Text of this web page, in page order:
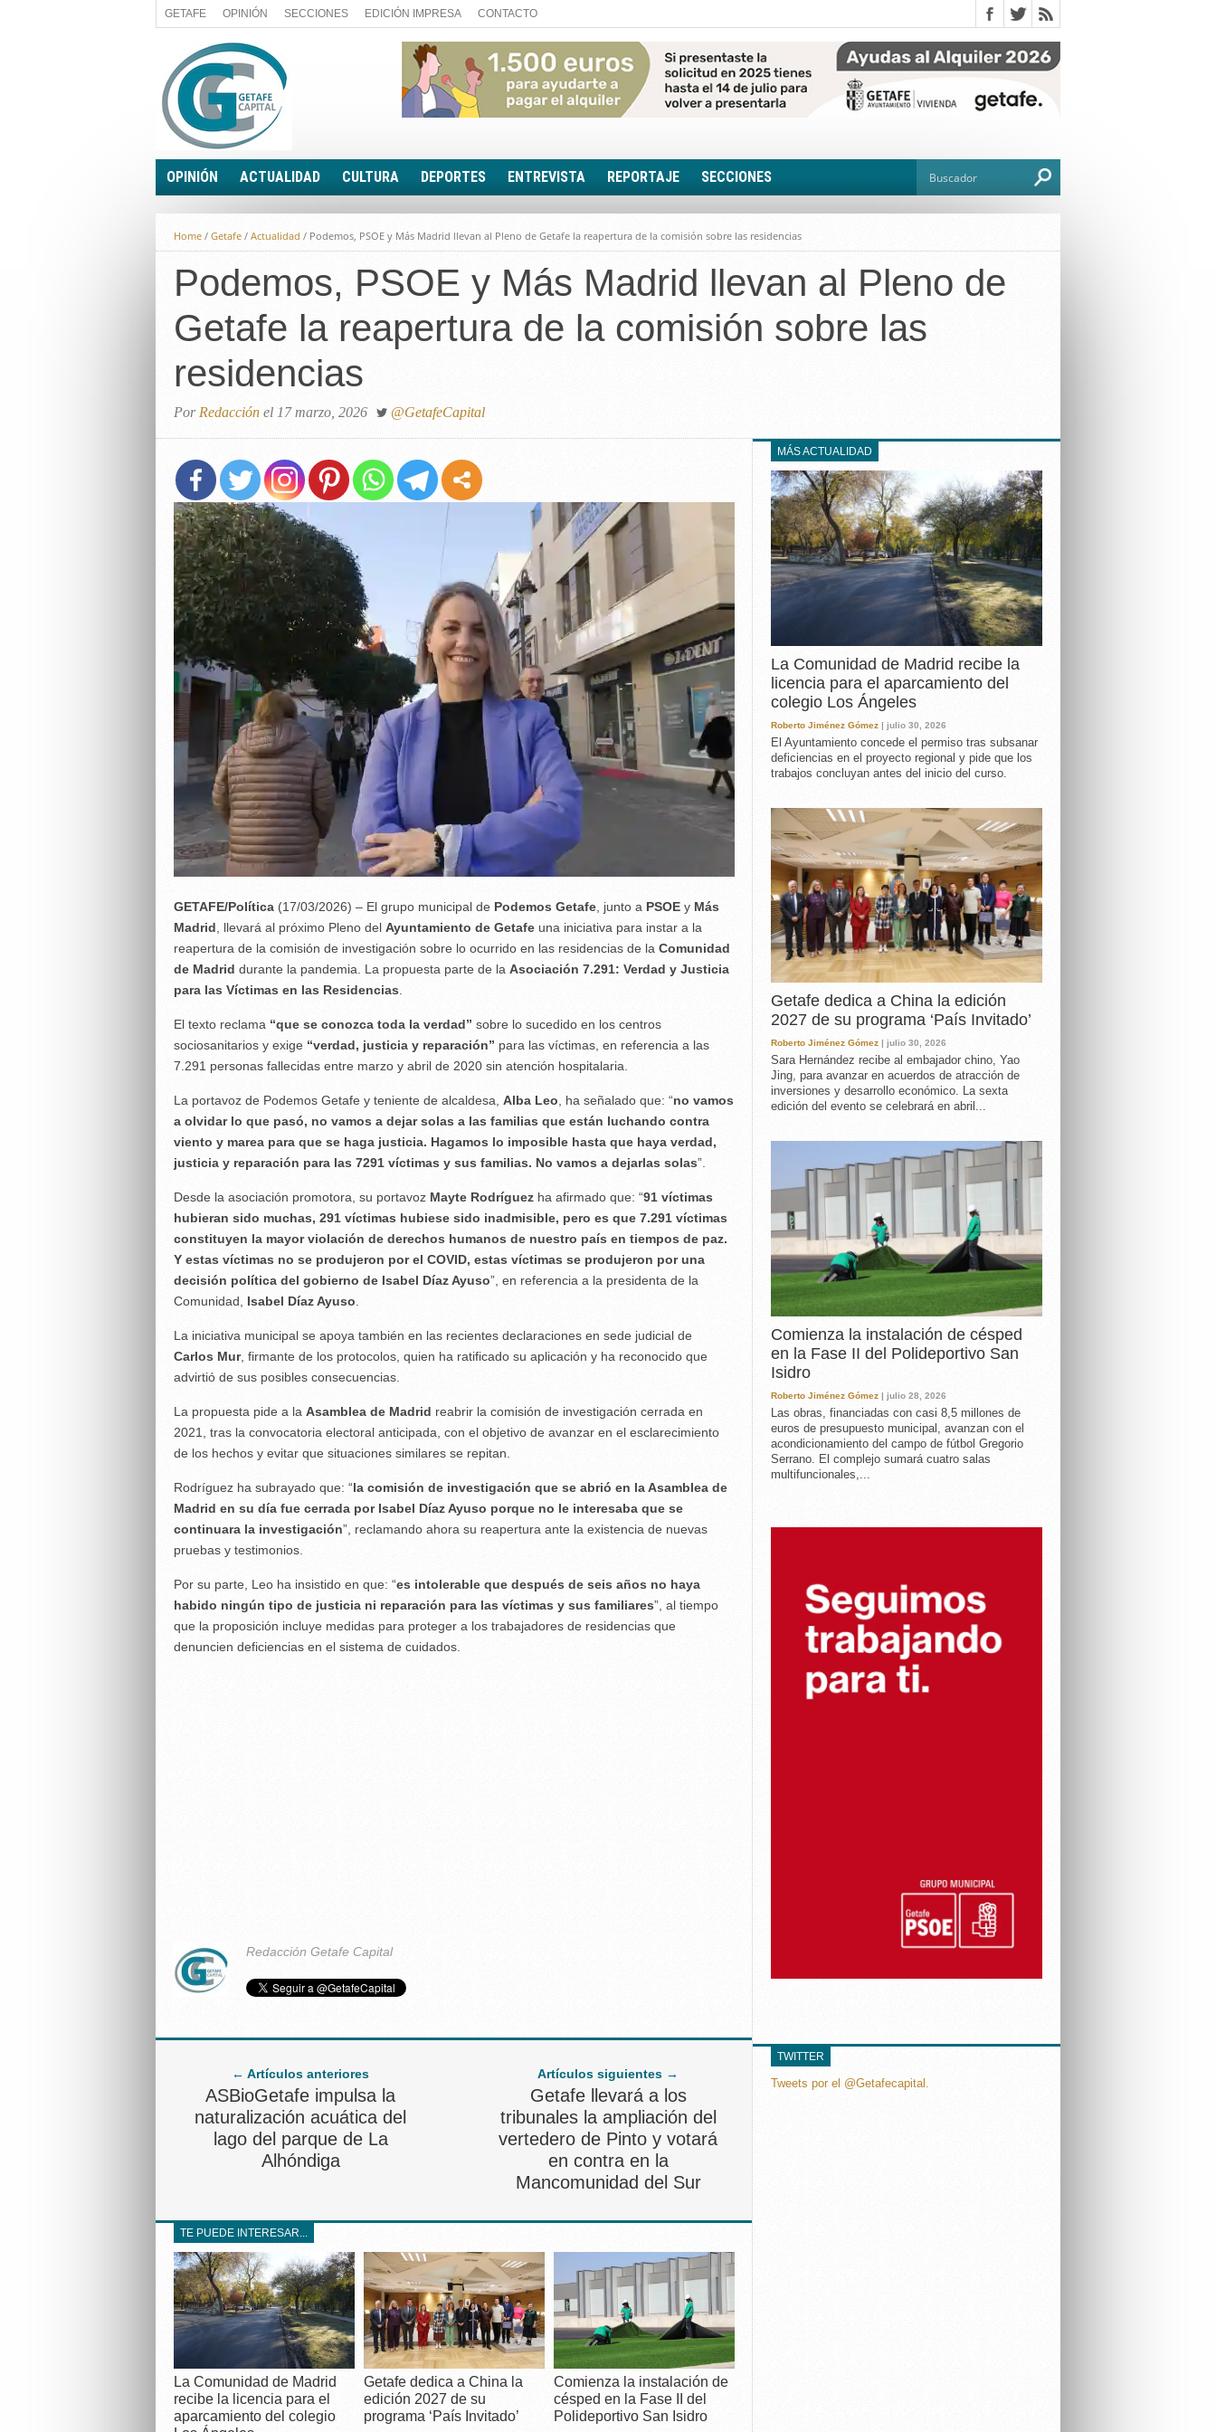
GETAFE OPINIÓN SECCIONES EDICIÓN IMPRESA CONTACTO
OPINIÓN
A FIN DE CUENTAS
PALABRA DE CONCEJAL
LA PIEDRA DE SÍSIFO
EL SACAPUNTAS
TODAS LAS BANDERAS
ROTAS
ACTUALIDAD
POLÍTICA
ECONOMÍA
BREVES
CULTURA DEPORTES ENTREVISTA REPORTAJE SECCIONES
FOTONOTICIA
EL AULA SIN MUROS
LOOK TOTAL
RINCÓN PSICOLÓGICO
TRIBUNA CON ACENTO
EL RINCÓN DE ACOEG
MEMORIA RECUPERADA
UN MINUTO EN EL
Home / Getafe / Actualidad / Podemos, PSOE y Más Madrid llevan al Pleno de Getafe la reapertura de la comisión sobre las residencias
Podemos, PSOE y Más Madrid llevan al Pleno de
Getafe la reapertura de la comisión sobre las
residencias
Por Redacción el 17 marzo, 2026 @GetafeCapital
GETAFE/Política (17/03/2026) – El grupo municipal de Podemos Getafe , junto a PSOE y Más
Madrid , llevará al próximo Pleno del Ayuntamiento de Getafe una iniciativa para instar a la
reapertura de la comisión de investigación sobre lo ocurrido en las residencias de la Comunidad
de Madrid durante la pandemia. La propuesta parte de la Asociación 7.291: Verdad y Justicia
para las Víctimas en las Residencias
El texto reclama “que se conozca toda la verdad” sobre lo sucedido en los centros
sociosanitarios y exige “verdad, justicia y reparación” para las víctimas, en referencia a las
7.291 personas fallecidas entre marzo y abril de 2020 sin atención hospitalaria.
La portavoz de Podemos Getafe y teniente de alcaldesa, Alba Leo , ha señalado que: “no vamos
a olvidar lo que pasó, no vamos a dejar solas a las familias que están luchando contra
viento y marea para que se haga justicia. Hagamos lo imposible hasta que haya verdad,
justicia y reparación para las 7291 víctimas y sus familias. No vamos a dejarlas solas”.
Desde la asociación promotora, su portavoz Mayte Rodríguez ha afirmado que: “91 víctimas
hubieran sido muchas, 291 víctimas hubiese sido inadmisible, pero es que 7.291 víctimas
constituyen la mayor violación de derechos humanos de nuestro país en tiempos de paz.
Y estas víctimas no se produjeron por el COVID, estas víctimas se produjeron por una
decisión política del gobierno de Isabel Díaz Ayuso”, en referencia a la presidenta de la
Comunidad, Isabel Díaz Ayuso
La iniciativa municipal se apoya también en las recientes declaraciones en sede judicial de
Carlos Mur, firmante de los protocolos, quien ha ratificado su aplicación y ha reconocido que
advirtió de sus posibles consecuencias.
La propuesta pide a la Asamblea de Madrid reabrir la comisión de investigación cerrada en
2021, tras la convocatoria electoral anticipada, con el objetivo de avanzar en el esclarecimiento
de los hechos y evitar que situaciones similares se repitan.
Rodríguez ha subrayado que: “la comisión de investigación que se abrió en la Asamblea de
Madrid en su día fue cerrada por Isabel Díaz Ayuso porque no le interesaba que se
continuara la investigación”, reclamando ahora su reapertura ante la existencia de nuevas
pruebas y testimonios.
Por su parte, Leo ha insistido en que: “es intolerable que después de seis años no haya
habido ningún tipo de justicia ni reparación para las víctimas y sus familiares”, al tiempo
que la proposición incluye medidas para proteger a los trabajadores de residencias que
denuncien deficiencias en el sistema de cuidados.
Redacción Getafe Capital
← Artículos anteriores
ASBioGetafe impulsa la
naturalización acuática del
lago del parque de La
Alhóndiga
Artículos siguientes →
Getafe llevará a los
tribunales la ampliación del
vertedero de Pinto y votará
en contra en la
Mancomunidad del Sur
TE PUEDE INTERESAR...
La Comunidad de Madrid
recibe la licencia para el
aparcamiento del colegio
Getafe dedica a China la
edición 2027 de su
programa ‘País Invitado’
Comienza la instalación de
césped en la Fase II del
Polideportivo San Isidro
MÁS ACTUALIDAD
La Comunidad de Madrid recibe la
licencia para el aparcamiento del
colegio Los Ángeles
Roberto Jiménez Gómez | julio 30, 2026
El Ayuntamiento concede el permiso tras subsanar
deficiencias en el proyecto regional y pide que los
trabajos concluyan antes del inicio del curso.
Getafe dedica a China la edición
2027 de su programa ‘País Invitado’
Roberto Jiménez Gómez | julio 30, 2026
Sara Hernández recibe al embajador chino, Yao
Jing, para avanzar en acuerdos de atracción de
inversiones y desarrollo económico. La sexta
edición del evento se celebrará en abril...
Comienza la instalación de césped
en la Fase II del Polideportivo San
Isidro
Roberto Jiménez Gómez | julio 28, 2026
Las obras, financiadas con casi 8,5 millones de
euros de presupuesto municipal, avanzan con el
acondicionamiento del campo de fútbol Gregorio
Serrano. El complejo sumará cuatro salas
multifuncionales,...
TWITTER
Tweets por el @Getafecapital.